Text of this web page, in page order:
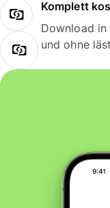
Komplett
Download in
und ohne